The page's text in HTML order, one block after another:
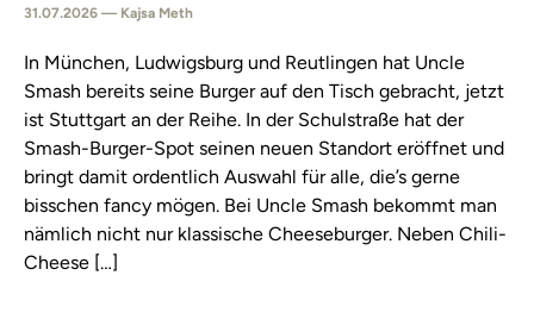
31.07.2026 — Kajsa Meth
In München, Ludwigsburg und Reutlingen hat Uncle
Smash bereits seine Burger auf den Tisch gebracht, jetzt
ist Stuttgart an der Reihe. In der Schulstraße hat der
Smash-Burger-Spot seinen neuen Standort eröffnet und
bringt damit ordentlich Auswahl für alle, die’s gerne
bisschen fancy mögen. Bei Uncle Smash bekommt man
nämlich nicht nur klassische Cheeseburger. Neben Chili-
Cheese […]